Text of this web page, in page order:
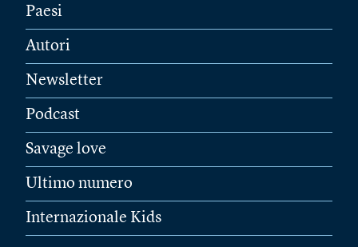
Paesi
Autori
Newsletter
Podcast
Savage love
Ultimo numero
Internazionale Kids